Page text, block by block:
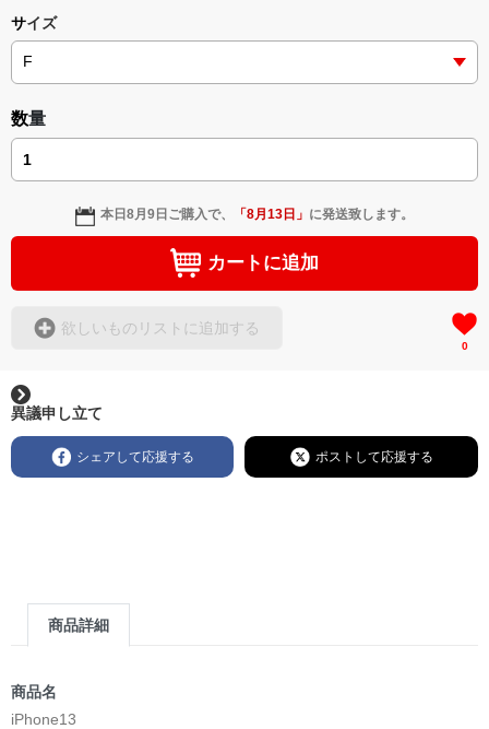
サイズ
数量
本日8月9日 ご購入で、 「8月13日 」 に発送致します。
カートに追加
欲しいものリストに追加する
0
異議申し立て
シェアして応援する ポストして応援する
商品詳細
商品名
iPhone13